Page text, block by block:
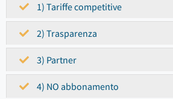
1) Tariffe competitive
2) Trasparenza
3) Partner
4) NO abbonamento